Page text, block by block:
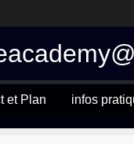
et Plan infos